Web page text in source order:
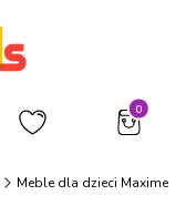
Meble dla dzieci Maxime